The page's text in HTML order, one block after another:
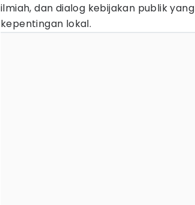
ilmiah, dan dialog kebijakan publik
kepentingan lokal.